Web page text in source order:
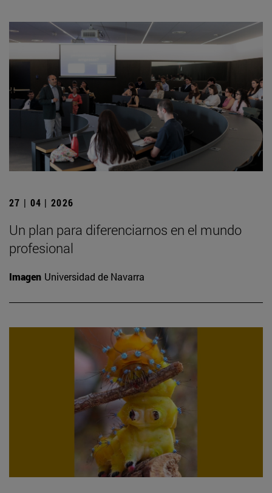
27 | 04 | 2026
Un plan para diferenciarnos en el mundo
profesional
Imagen Universidad de Navarra